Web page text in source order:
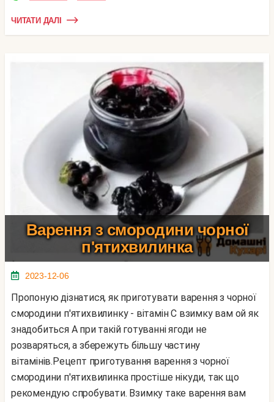
ЧИТАТИ ДАЛІ
Варення з смородини чорної
п'ятихвилинка
2023-12-06
Пропоную дізнатися, як приготувати варення з чорної
смородини п'ятихвилинку - вітамін С взимку вам ой як
знадобиться А при такій готуванні ягоди не
розваряться, а збережуть більшу частину
вітамінів.Рецепт приготування варення з чорної
смородини п'ятихвилинка простіше нікуди, так що
рекомендую спробувати. Взимку таке варення вам